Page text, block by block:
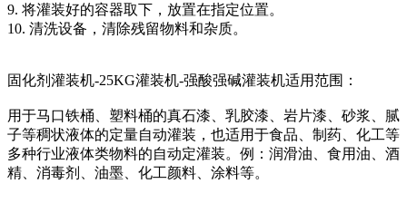
9. 将灌装好的容器取下，放置在指定位置。
10. 清洗设备，清除残留物料和杂质。
固化剂灌装机-25KG灌装机-强酸强碱灌装机适用范围：
用于马口铁桶、塑料桶的真石漆、乳胶漆、岩片漆、砂浆、腻
子等稠状液体的定量自动灌装，也适用于食品、制药、化工等
多种行业液体类物料的自动定灌装。例：润滑油、食用油、酒
精、消毒剂、油墨、化工颜料、涂料等。